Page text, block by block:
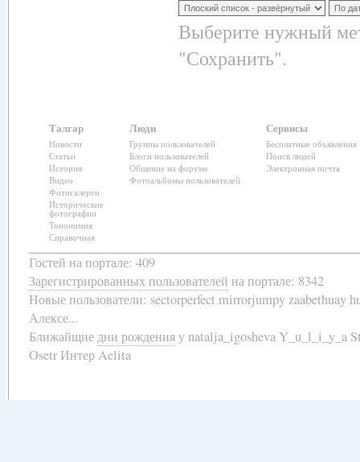
Выберите нужный
"Сохранить".
Талгар
Новости
Статьи
История
Видео
Фотогалереи
Исторические
фотографии
Топонимия
Справочная
Люди
Группы пользователей
Блоги пользователей
Общение на форуме
Фотоальбомы пользователей
Сервисы
Бесплатные объявления
Поиск людей
Электронная почта
Гостей на портале: 409
Зарегистрированных пользователей на портале: 8342
Новые пользователи: sectorperfect mirrorjumpy zaabethuay
Алексе...
Ближайщиедни рожденияу natalja_igosheva Y_u_l_i_y_a
Osetr Интер Aelita